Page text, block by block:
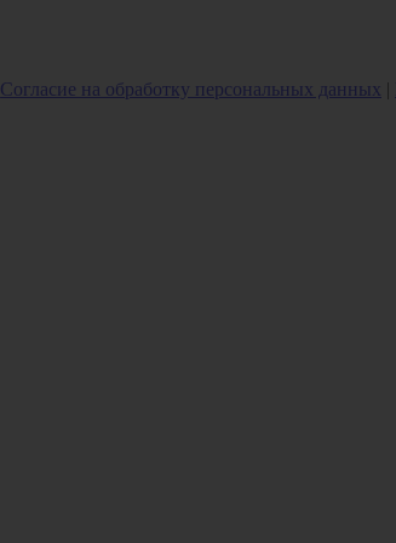
Согласие на обработку персональных данных |